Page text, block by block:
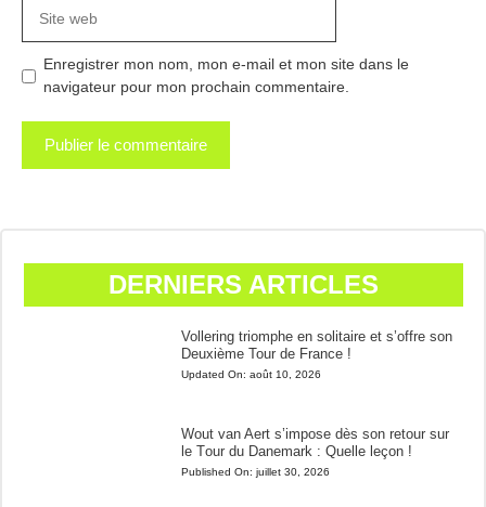
web
Enregistrer mon nom, mon e-mail et mon site dans le
navigateur pour mon prochain commentaire.
DERNIERS ARTICLES
Vollering triomphe en solitaire et s’offre son
Deuxième Tour de France !
Updated On: août 10, 2026
Wout van Aert s’impose dès son retour sur
le Tour du Danemark : Quelle leçon !
Published On: juillet 30, 2026